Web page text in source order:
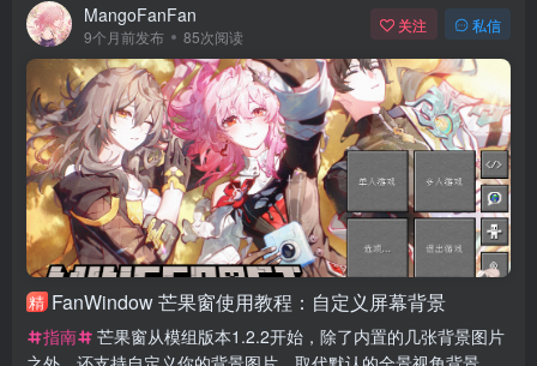
MangoFanFan
9个月前发布 85次阅读
关注 私信
精 FanWindow 芒果窗使用教程：自定义屏幕背景
指南
芒果窗从模组版本1.2.2开始，除了内置的几张背景图片